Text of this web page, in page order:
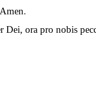
Dei, ora pro nobis